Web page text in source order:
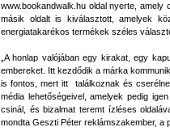
www.bookandwalk.hu oldal nyerte, amely
másik oldalt is kiválasztott, amelyek
energiatakarékos termékek széles
„A honlap valójában egy kirakat, egy
embereket. Itt kezdődik a márka
is fontos, mert itt találkoznak és
média lehetőségeivel, amelyek pedig
csinál, és bizalmat teremt ízléses
mondta Geszti Péter reklámszakember, a